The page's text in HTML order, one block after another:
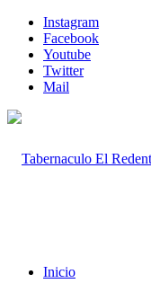
Instagram
Facebook
Youtube
Twitter
Mail
Inicio